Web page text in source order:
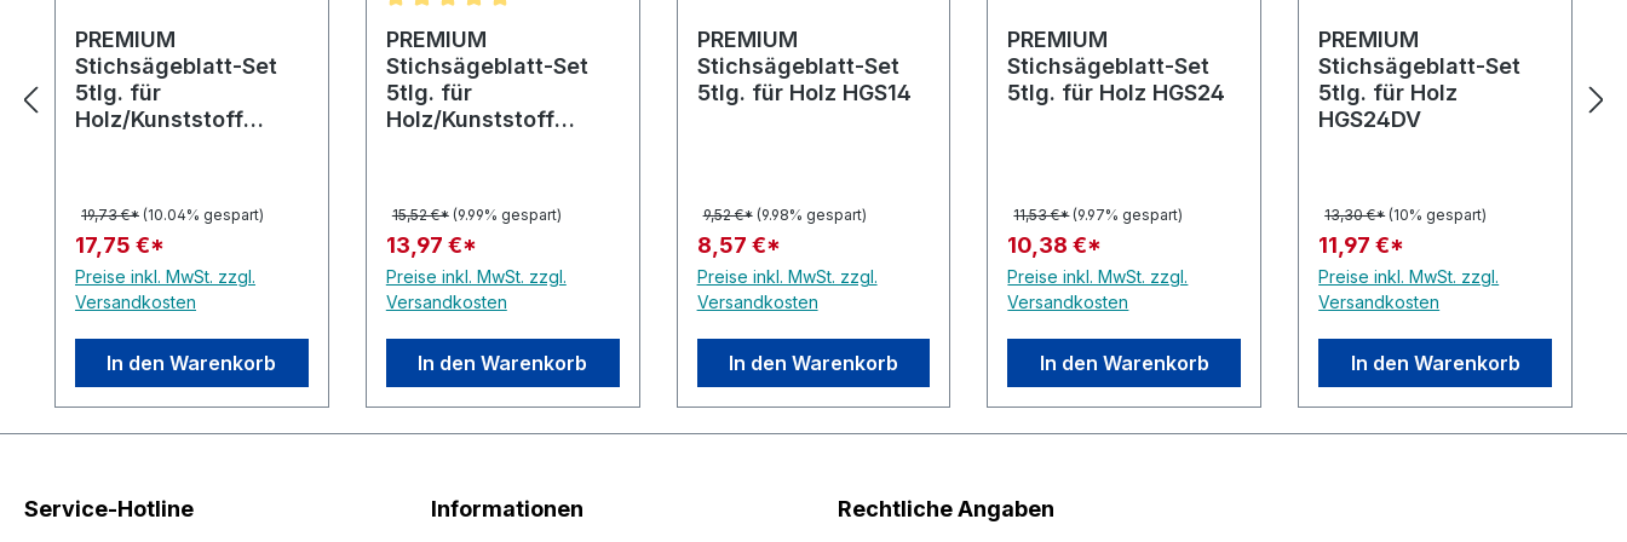
PREMIUM
Stichsägeblatt-Set
5tlg. für
Holz/Kunststoff
19,73 €* (10.04% gespart)
17,75 €*
Preise inkl. MwSt. zzgl.
Versandkosten
In den Warenkorb
Durchschnittliche Bewertung von 5 von 5 Sternen
PREMIUM
Stichsägeblatt-Set
5tlg. für
Holz/Kunststoff
15,52 €* (9.99% gespart)
13,97 €*
Preise inkl. MwSt. zzgl.
Versandkosten
In den Warenkorb
PREMIUM
Stichsägeblatt-Set
5tlg. für Holz HGS14
9,52 €* (9.98% gespart)
8,57 €*
Preise inkl. MwSt. zzgl.
Versandkosten
In den Warenkorb
PREMIUM
Stichsägeblatt-Set
5tlg. für Holz HGS24
11,53 €* (9.97% gespart)
10,38 €*
Preise inkl. MwSt. zzgl.
Versandkosten
In den Warenkorb
PREMIUM
Stichsägeblatt-Set
5tlg. für Holz
HGS24DV
13,30 €* (10% gespart)
11,97 €*
Preise inkl. MwSt. zzgl.
Versandkosten
In den Warenkorb
Service-Hotline Informationen Rechtliche Angaben